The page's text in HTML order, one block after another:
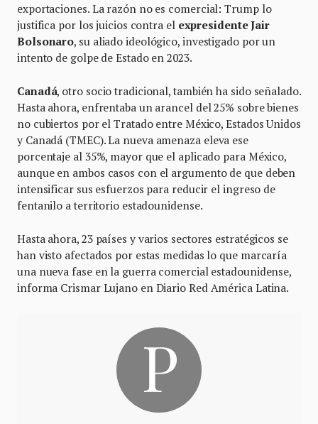
exportaciones. La razón no es comercial: Trump lo
justifica por los juicios contra el expresidente Jair
Bolsonaro, su aliado ideológico, investigado por un
intento de golpe de Estado en 2023.
Canadá, otro socio tradicional, también ha sido señalado.
Hasta ahora, enfrentaba un arancel del 25% sobre bienes
no cubiertos por el Tratado entre México, Estados Unidos
y Canadá (TMEC). La nueva amenaza eleva ese
porcentaje al 35%, mayor que el aplicado para México,
aunque en ambos casos con el argumento de que deben
intensificar sus esfuerzos para reducir el ingreso de
fentanilo a territorio estadounidense.
Hasta ahora, 23 países y varios sectores estratégicos se
han visto afectados por estas medidas lo que marcaría
una nueva fase en la guerra comercial estadounidense,
informa Crismar Lujano en Diario Red América Latina.